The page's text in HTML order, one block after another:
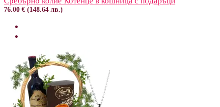
76.00 € (148.64 лв.)